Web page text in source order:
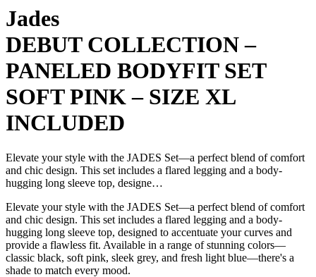
Jades
DEBUT COLLECTION –
PANELED BODYFIT SET
SOFT PINK – SIZE XL
INCLUDED
Elevate your style with the JADES Set—a perfect blend of comfort
and chic design. This set includes a flared legging and a body-
hugging long sleeve top, designe…
Elevate your style with the JADES Set—a perfect blend of comfort
and chic design. This set includes a flared legging and a body-
hugging long sleeve top, designed to accentuate your curves and
provide a flawless fit. Available in a range of stunning colors—
classic black, soft pink, sleek grey, and fresh light blue—there's a
shade to match every mood.